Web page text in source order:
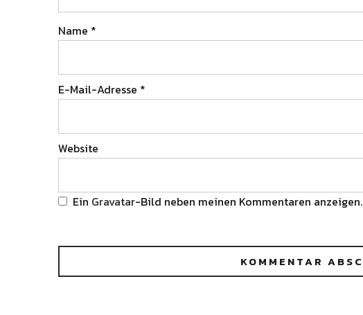
Name *
E-Mail-Adresse *
Website
Ein Gravatar-Bild neben meinen Kommentaren anzeigen.